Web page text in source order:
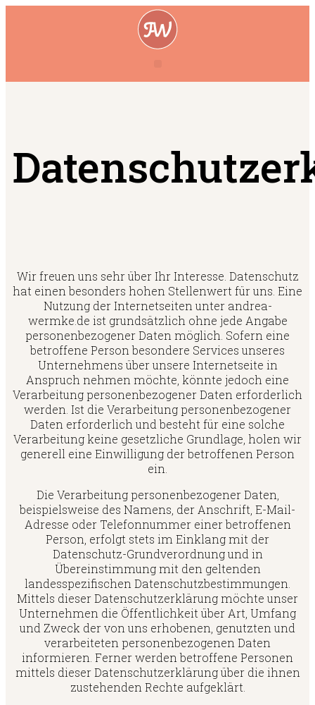
Wir freuen uns sehr über Ihr Interesse. Datenschutz
hat einen besonders hohen Stellenwert für uns. Eine
Nutzung der Internetseiten unter andrea-
wermke.de ist grundsätzlich ohne jede Angabe
personenbezogener Daten möglich. Sofern eine
betroffene Person besondere Services unseres
Unternehmens über unsere Internetseite in
Anspruch nehmen möchte, könnte jedoch eine
Verarbeitung personenbezogener Daten erforderlich
werden. Ist die Verarbeitung personenbezogener
Daten erforderlich und besteht für eine solche
Verarbeitung keine gesetzliche Grundlage, holen wir
generell eine Einwilligung der betroffenen Person
ein.
Die Verarbeitung personenbezogener Daten,
beispielsweise des Namens, der Anschrift, E-Mail-
Adresse oder Telefonnummer einer betroffenen
Person, erfolgt stets im Einklang mit der
Datenschutz-Grundverordnung und in
Übereinstimmung mit den geltenden
landesspezifischen Datenschutzbestimmungen.
Mittels dieser Datenschutzerklärung möchte unser
Unternehmen die Öffentlichkeit über Art, Umfang
und Zweck der von uns erhobenen, genutzten und
verarbeiteten personenbezogenen Daten
informieren. Ferner werden betroffene Personen
mittels dieser Datenschutzerklärung über die ihnen
zustehenden Rechte aufgeklärt.